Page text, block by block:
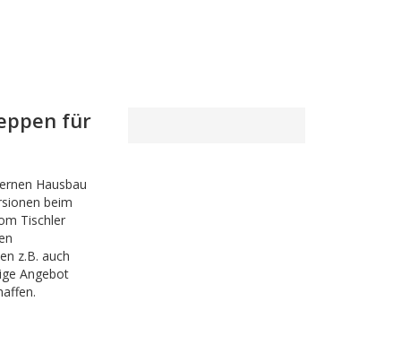
für
Hausbau
beim
Tischler
z.B. auch
Angebot